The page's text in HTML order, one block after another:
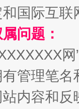
规模
国际互
问题：
管理笔
站内容和